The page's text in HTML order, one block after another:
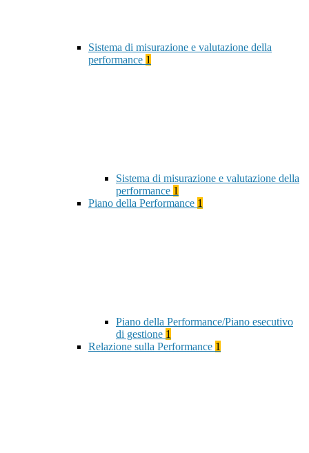
Sistema di misurazione e valutazione della
performance 1
Sistema di misurazione e valutazione della
performance 1
Piano della Performance 1
Piano della Performance/Piano esecutivo
di gestione 1
Relazione sulla Performance 1